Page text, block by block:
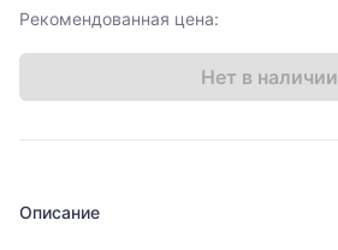
Рекомендованная цена:
Нет в наличии
Описание